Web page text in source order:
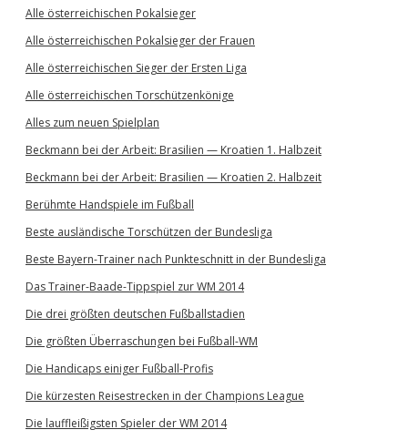
Alle österreichischen Pokalsieger
Alle österreichischen Pokalsieger der Frauen
Alle österreichischen Sieger der Ersten Liga
Alle österreichischen Torschützenkönige
Alles zum neuen Spielplan
Beckmann bei der Arbeit: Brasilien — Kroatien 1. Halbzeit
Beckmann bei der Arbeit: Brasilien — Kroatien 2. Halbzeit
Berühmte Handspiele im Fußball
Beste ausländische Torschützen der Bundesliga
Beste Bayern-Trainer nach Punkteschnitt in der Bundesliga
Das Trainer-Baade-Tippspiel zur WM 2014
Die drei größten deutschen Fußballstadien
Die größten Überraschungen bei Fußball-WM
Die Handicaps einiger Fußball-Profis
Die kürzesten Reisestrecken in der Champions League
Die lauffleißigsten Spieler der WM 2014